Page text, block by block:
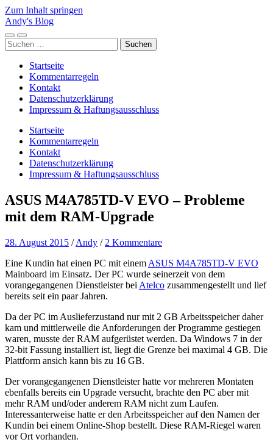
Zum Inhalt springen
Andy's Blog
Mobile-
Menü
Suchfeld
ein-/ausblenden
Suchen
nach:
Startseite
Kommentarregeln
Kontakt
Datenschutzerklärung
Impressum & Haftungsausschluss
Startseite
Kommentarregeln
Kontakt
Datenschutzerklärung
Impressum & Haftungsausschluss
ASUS M4A785TD-V EVO – Probleme
mit dem RAM-Upgrade
28. August 2015 /Andy / 2 Kommentare
Eine Kundin hat einen PC mit einem ASUS M4A785TD-V EVO
Mainboard im Einsatz. Der PC wurde seinerzeit von dem
vorangegangenen Dienstleister bei Atelco zusammengestellt und lief
bereits seit ein paar Jahren.
Da der PC im Auslieferzustand nur mit 2 GB Arbeitsspeicher daher
kam und mittlerweile die Anforderungen der Programme gestiegen
waren, musste der RAM aufgerüstet werden. Da Windows 7 in der
32-bit Fassung installiert ist, liegt die Grenze bei maximal 4 GB. Die
Plattform ansich kann bis zu 16 GB.
Der vorangegangenen Dienstleister hatte vor mehreren Montaten
ebenfalls bereits ein Upgrade versucht, brachte den PC aber mit
mehr RAM und/oder anderem RAM nicht zum Laufen.
Interessanterweise hatte er den Arbeitsspeicher auf den Namen der
Kundin bei einem Online-Shop bestellt. Diese RAM-Riegel waren
vor Ort vorhanden.